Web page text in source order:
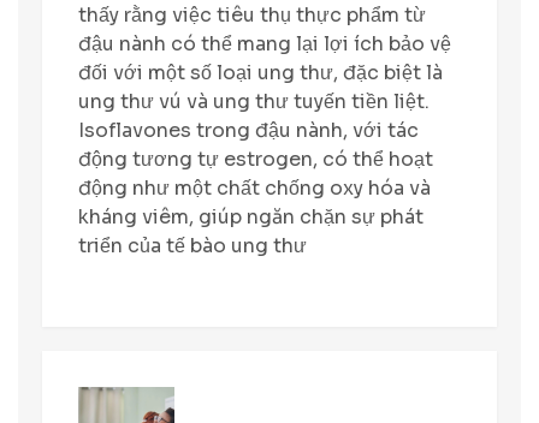
thấy rằng việc tiêu thụ thực phẩm từ
đậu nành có thể mang lại lợi ích bảo vệ
đối với một số loại ung thư, đặc biệt là
ung thư vú và ung thư tuyến tiền liệt.
Isoflavones trong đậu nành, với tác
động tương tự estrogen, có thể hoạt
động như một chất chống oxy hóa và
kháng viêm, giúp ngăn chặn sự phát
triển của tế bào ung thư